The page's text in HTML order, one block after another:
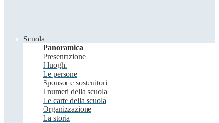
Scuola
Panoramica
Presentazione
I luoghi
Le persone
Sponsor e sostenitori
I numeri della scuola
Le carte della scuola
Organizzazione
La storia